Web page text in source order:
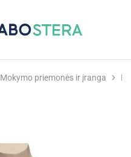
Mokymo priemonės ir įranga